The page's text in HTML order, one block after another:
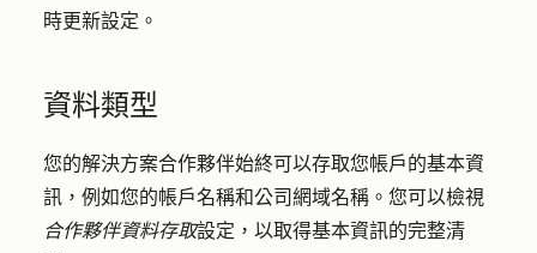
時更新設定。
資料類型
您的解決方案合作夥伴始終可以存取您帳戶的基本資
訊，例如您的帳戶名稱和公司網域名稱。您可以檢視
合作夥伴資料存取設定，以取得基本資訊的完整清